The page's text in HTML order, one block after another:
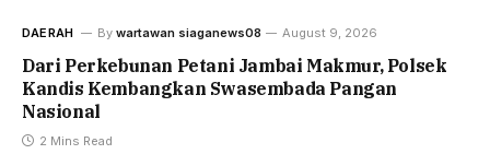
DAERAH By wartawan siaganews08 August 9, 2026
Dari Perkebunan Petani Jambai Makmur, Polsek
Kandis Kembangkan Swasembada Pangan
Nasional
2 Mins Read